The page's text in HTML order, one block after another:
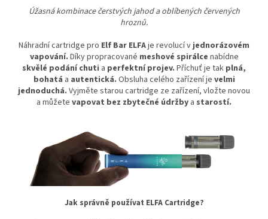
Úžasná kombinace čerstvých jahod a oblíbených červených
hroznů.
Náhradní cartridge pro Elf Bar ELFAje revolucí vjednorázovém
vapování. Díky propracované meshové spirálce nabídne
skvělé podání chuti a perfektní projev. Příchuť je tak plná,
bohatá a autentická. Obsluha celého zařízení je velmi
jednoduchá. Vyjměte starou cartridge ze zařízení, vložte novou
a můžete vapovat bez zbytečné údržby a starostí.
Jak správně používat ELFA Cartridge?